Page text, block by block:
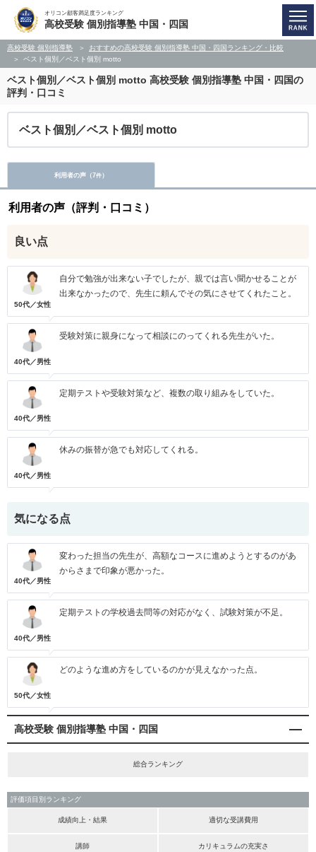
オリコン顧客満足度ランキング
高校受験 個別指導塾 中国・四国
高校受験 個別指導塾
おすすめの高校受験 個別指導塾 中国・四国ランキング・比較
ベスト個別／ベスト個別 motto
ベスト個別／ベスト個別 motto 高校受験 個別指導塾 中国・四国の
評判・口コミ
ベスト個別／ベスト個別 motto
利用者の声（7件）
利用者の声（評判・口コミ）
良い点
50代／女性
自分で勉強が出来ない子でしたが、親では言い聞かせることが
出来なかったので、先生に頼んでその気にさせてくれたこと。
40代／男性
受験対策に親身になって相談にのってくれる先生がいた。
40代／男性
定期テストや受験対策など、複数の取り組みをしていた。
40代／男性
休みの振替が急でも対応してくれる。
気になる点
40代／男性
変わった担当の先生が、高額なコースに進めようとするのがあ
からさまで印象が悪かった。
40代／男性
定期テストの学校過去問等の対応がなく、試験対策が不足。
50代／女性
どのような進め方をしているのかが見えなかった点。
高校受験 個別指導塾 中国・四国
総合ランキング
評価項目別ランキング
成績向上・結果 適切な受講費用
講師 カリキュラムの充実さ